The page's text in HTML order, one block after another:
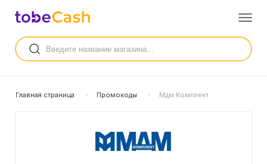
Главная страница Промокоды Мдм Комплект